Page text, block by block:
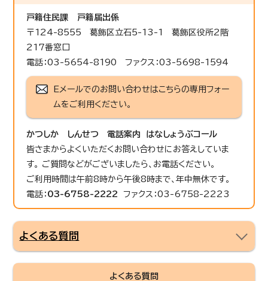
戸籍住民課
戸籍届出係
〒124-8555 葛飾区立石5-13-1 葛飾区役所2階
217番窓口
電話：03-5654-8190 ファクス：03-5698-1594
Eメールでのお問い合わせはこちらの専用フォー
ムをご利用ください。
かつしか しんせつ 電話案内 はなしょうぶコール
皆さまからよくいただくお問い合わせにお答えしていま
す。 ご質問などがございましたら、お電話ください。
ご利用時間は午前8時から午後8時まで、年中無休です。
電話： 03-6758-2222 ファクス：03-6758-2223
よくある質問
よくある質問